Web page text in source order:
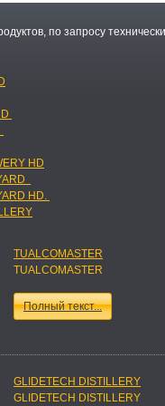
по запросу
HD
HD.
TUALCOMASTER
TUALCOMASTER
Полный текст...
GLIDETECH DISTILLERY
GLIDETECH DISTILLERY